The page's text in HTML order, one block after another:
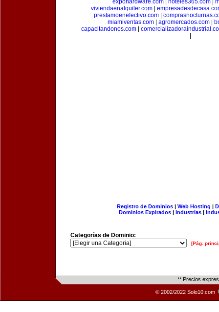
expohardware.com| hoteles365.com|
viviendaenalquiler.com|
prestamoenefectivo.com
miamiventas.com
agromercados.com
capacitandonos.com
Registro de Dominios| Web Hosting |
Dominios Expirados | Industrias |
Categorías de Dominio:
[Pág.
** Precios
© 2002/2022 Solo10.com